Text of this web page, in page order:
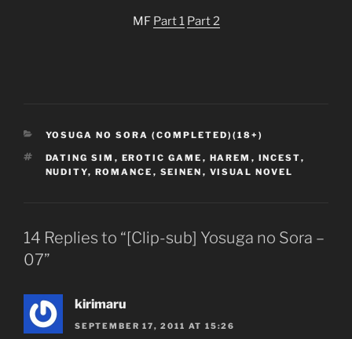
MF Part 1 Part 2
CATEGORIES
YOSUGA NO SORA (COMPLETED)(18+)
TAGS
DATING SIM , EROTIC GAME , HAREM , INCEST,
NUDITY, ROMANCE , SEINEN , VISUAL NOVEL
14 Replies to “[Clip-sub] Yosuga no Sora –
07”
kirimaru
SEPTEMBER 17, 2011 AT 15:26